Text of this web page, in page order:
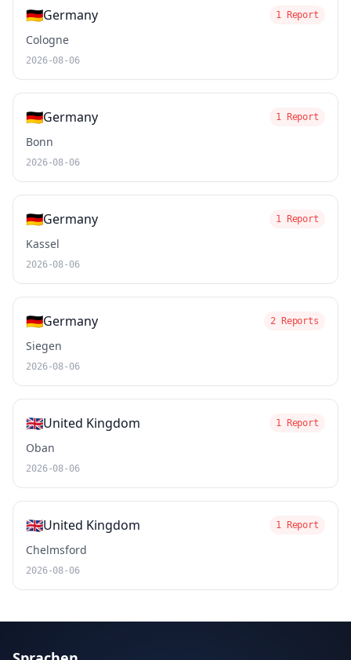
🇩🇪Germany 1 Report
Cologne
2026-08-06
🇩🇪Germany 1 Report
Bonn
2026-08-06
🇩🇪Germany 1 Report
Kassel
2026-08-06
🇩🇪Germany 2 Reports
Siegen
2026-08-06
🇬🇧United Kingdom 1 Report
Oban
2026-08-06
🇬🇧United Kingdom 1 Report
Chelmsford
2026-08-06